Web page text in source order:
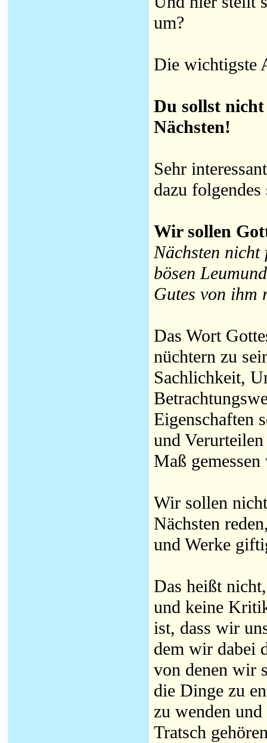
um?
Die wichtigste
Du sollst
Nächsten!
Sehr
dazu folgendes
Wir sollen
Nächsten
bösen
Gutes von ihm
Das Wort
nüchtern zu
Sachlichkeit,
Eigenschaften
und
Maß
Wir sollen
Nächsten
und Werke
Das heißt
und keine
ist, dass wir
dem wir dabei
von denen wir
die Dinge zu
zu wenden
Tratsch